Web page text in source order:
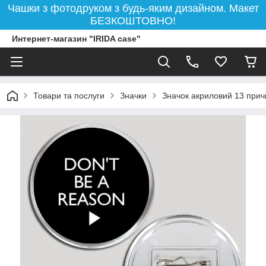
Чашки з фотодруком з будь-яким дизайном. Макет
БЕЗКОШТОВНО!
Интернет-магазин "IRIDA case"
Товари та послуги Значки Значок акриловий 13